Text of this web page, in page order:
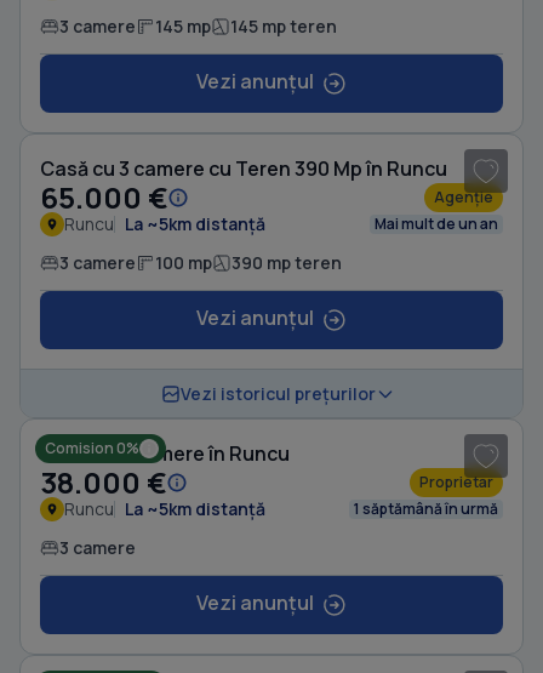
3 camere 145 mp 145 mp teren
Vezi anunțul
Casă cu 3 camere cu Teren 390 Mp în Runcu
65.000 € Agenție
Runcu La ~5km distanță Mai mult de un an
3 camere 100 mp 390 mp teren
Vezi anunțul
Vezi istoricul prețurilor
Comision 0%
Casă cu 3 camere în Runcu
38.000 € Proprietar
Runcu La ~5km distanță 1 săptămână în urmă
3 camere
Vezi anunțul